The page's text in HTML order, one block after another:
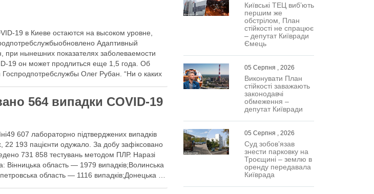
19 в Киеве остаются на высоком уровне,
Адаптивный
при нынешних показателях заболеваемости
19 он может продлиться еще 1,5 года. Об
Госпродпотребслужбы Олег Рубан. “Ни о каких
564 випадки COVID-19
607 лабораторно підтверджених випадків
22 193 пацієнти одужало. За добу зафіксовано
731 858 тестувань методом ПЛР. Наразі
Вінницька область — 1979 випадків;Волинська
область — 1116 випадків;Донецька …
Київські ТЕЦ виб’ють
першим же
обстрілом, План
стійкості не спрацює
– депутат Київради
Ємець
05 Серпня , 2026
Виконувати План
стійкості заважають
законодавчі
обмеження –
депутат Київради
05 Серпня , 2026
Суд зобов’язав
знести парковку на
Троєщині – землю в
оренду передавала
Київрада